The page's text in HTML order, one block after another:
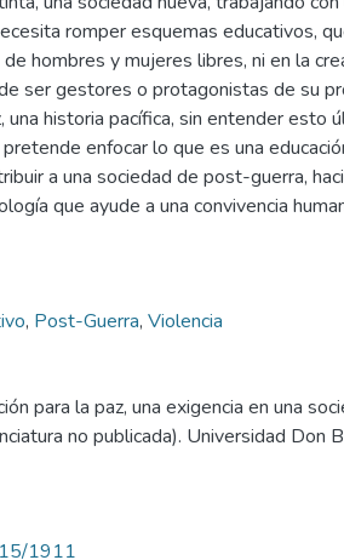
romper esquemas educativos,
hombres y mujeres libres, ni en la
ser gestores o protagonistas de su
una historia pacífica, sin entender esto
enfocar lo que es una
a una sociedad de post-guerra,
que ayude a una convivencia
, Post-Guerra, Violencia
para la paz, una exigencia en una
no publicada). Universidad Don
1911